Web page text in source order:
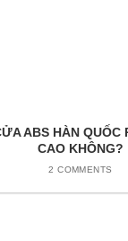
ABS HÀN QUỐC
CAO KHÔNG?
2 COMMENTS